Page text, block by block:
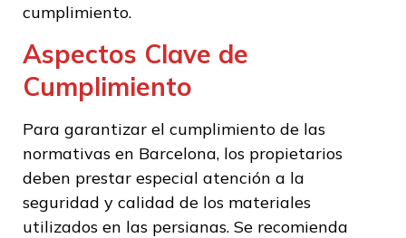
cumplimiento.
Aspectos Clave de
Cumplimiento
Para garantizar el cumplimiento de las
normativas en Barcelona, los propietarios
deben prestar especial atención a la
seguridad y calidad de los materiales
utilizados en las persianas. Se recomienda